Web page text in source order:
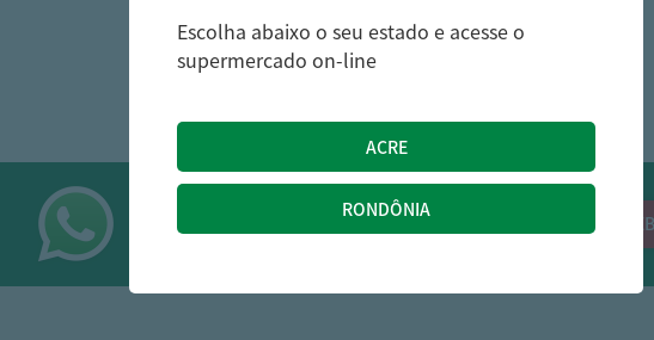
OFERTAS NO WHATSAPP:
Siga nossos canais oficiais de ofertas no
Escolha abaixo o seu estado e acesse o
supermercado on-line